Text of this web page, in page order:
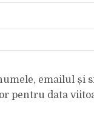
emailul și
pentru data